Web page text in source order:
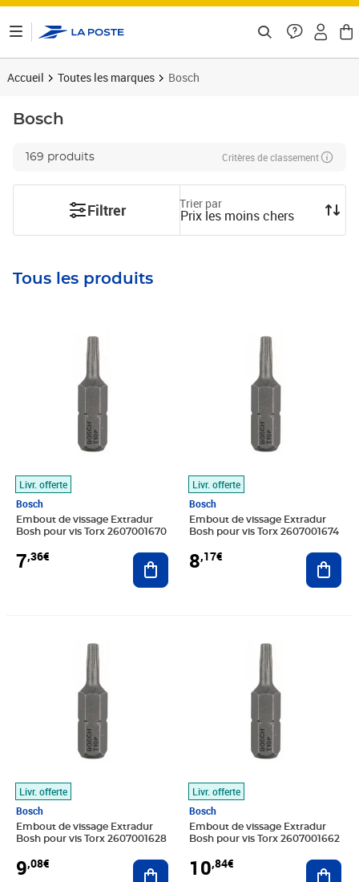
Accueil Toutes les marques Bosch
Bosch
169 produits Critères de classement
Filtrer Trier par
Prix les moins chers
Tous les produits
Livr. offerte
Bosch
Embout de vissage Extradur
Bosh pour vis Torx 2607001670
7,36€ Ajouter au panier
Livr. offerte
Bosch
Embout de vissage Extradur
Bosh pour vis Torx 2607001674
8,17€
Livr. offerte
Bosch
Embout de vissage Extradur
Bosh pour vis Torx 2607001628
9,08€ Ajouter au panier
Livr. offerte
Bosch
Embout de vissage Extradur
Bosh pour vis Torx 2607001662
10,84€